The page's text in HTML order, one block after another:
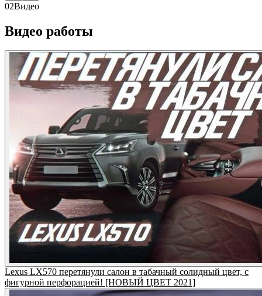
02Видео
Видео работы
Lexus LX570 перетянули салон в табачный солидный цвет, с
фигурной перфорацией! [НОВЫЙ ЦВЕТ 2021]